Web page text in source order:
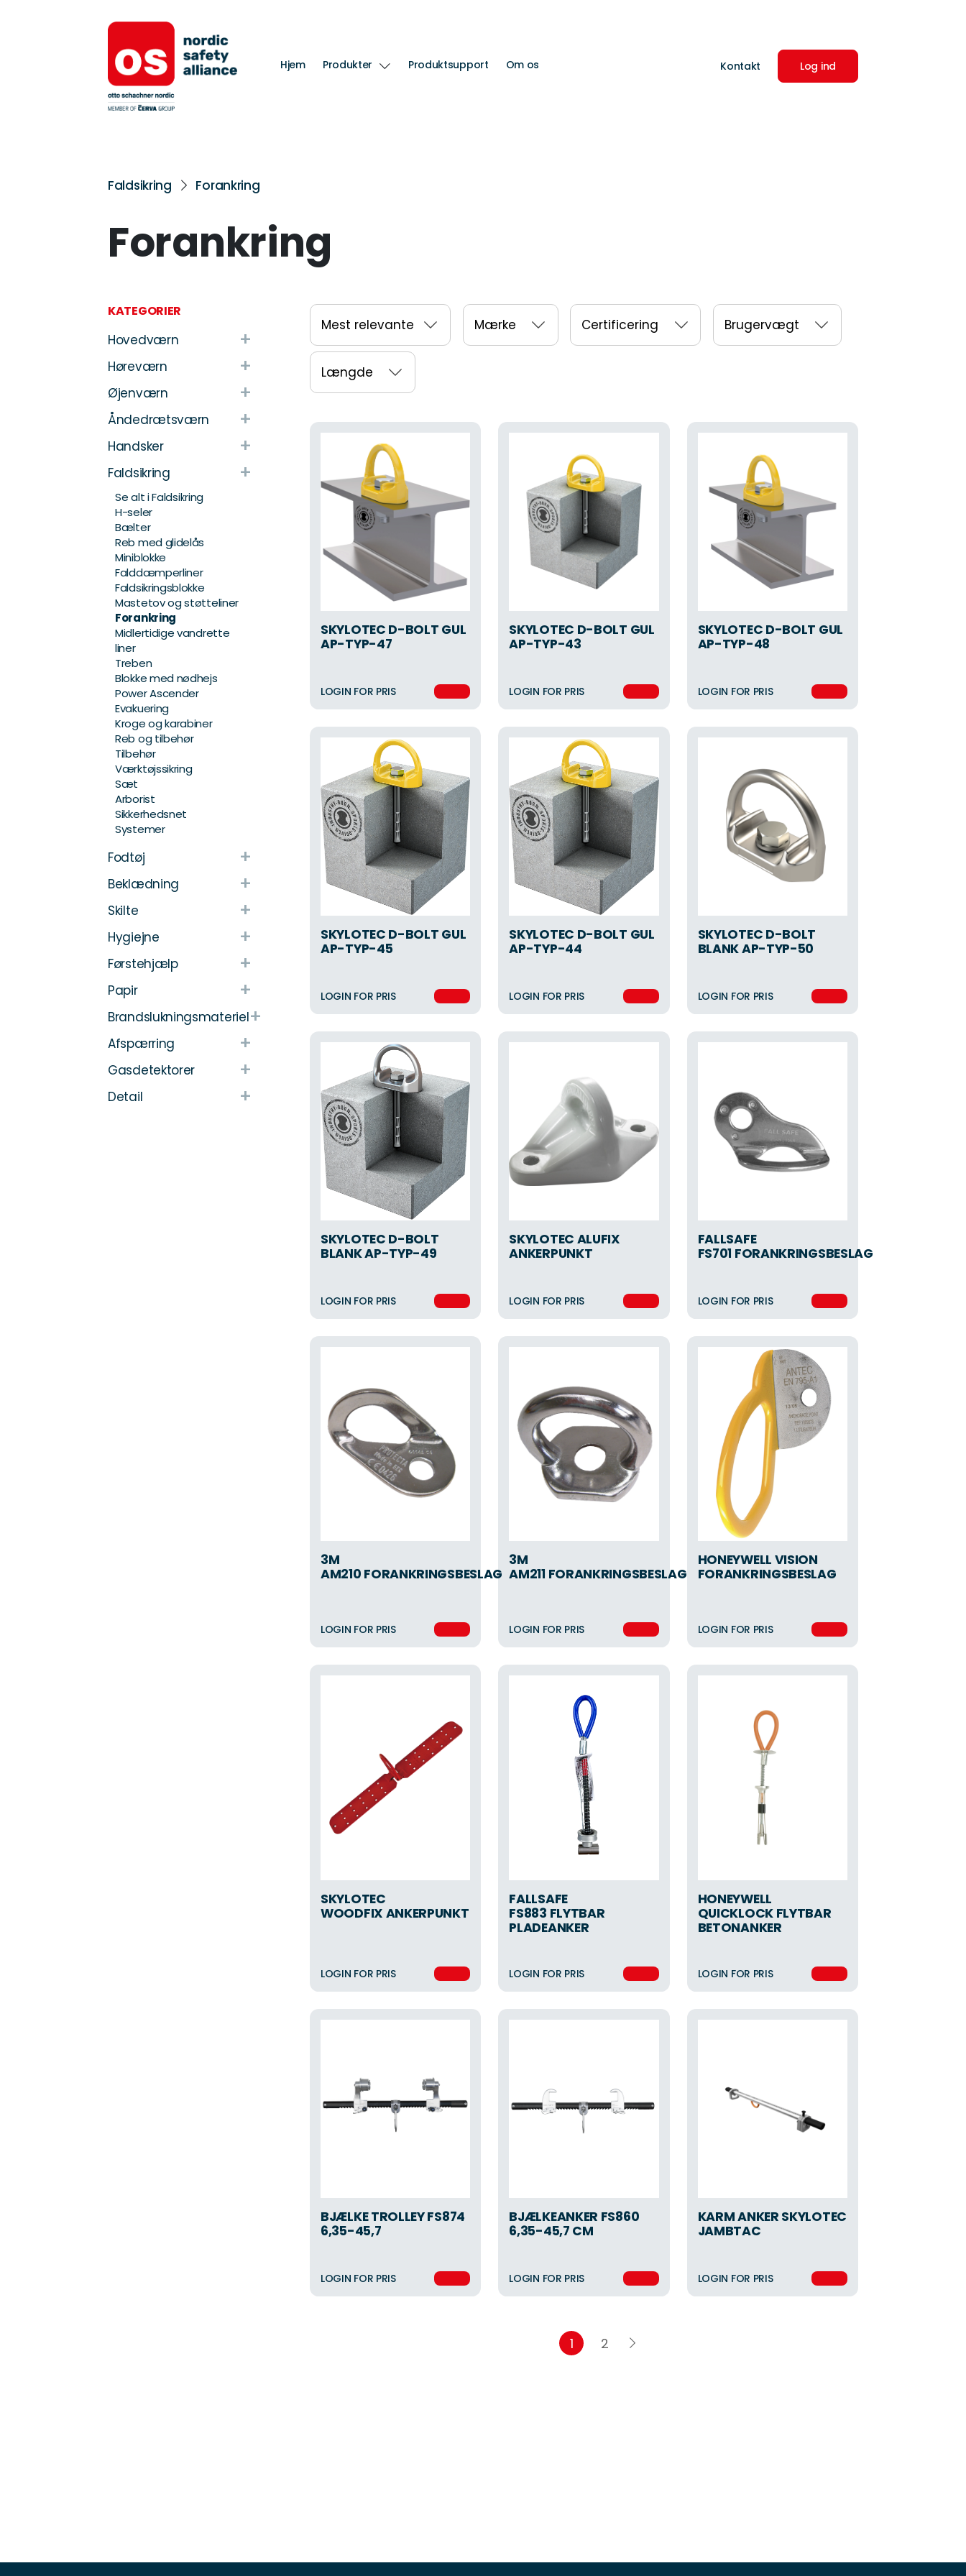
Hjem Produkter Produktsupport Om os Kontakt Log ind
Faldsikring Forankring
Forankring
KATEGORIER
Hovedværn +
Høreværn +
Øjenværn +
Åndedrætsværn +
Handsker +
Faldsikring +
Se alt i Faldsikring
H-seler
Bælter
Reb med glidelås
Miniblokke
Falddæmperliner
Faldsikringsblokke
Mastetov og støtteliner
Forankring
Midlertidige vandrette
liner
Treben
Blokke med nødhejs
Power Ascender
Evakuering
Kroge og karabiner
Reb og tilbehør
Tilbehør
Værktøjssikring
Sæt
Arborist
Sikkerhedsnet
Systemer
Fodtøj +
Beklædning +
Skilte +
Hygiejne +
Førstehjælp +
Papir +
Brandslukningsmateriel+
Afspærring +
Gasdetektorer +
Detail +
Mest relevante Mærke Certificering Brugervægt
Længde
SKYLOTEC D-BOLT GUL
AP-TYP-47
LOGIN FOR PRIS
SKYLOTEC D-BOLT GUL
AP-TYP-43
LOGIN FOR PRIS
SKYLOTEC D-BOLT GUL
AP-TYP-48
LOGIN FOR PRIS
SKYLOTEC D-BOLT GUL
AP-TYP-45
LOGIN FOR PRIS
SKYLOTEC D-BOLT GUL
AP-TYP-44
LOGIN FOR PRIS
SKYLOTEC D-BOLT
BLANK AP-TYP-50
LOGIN FOR PRIS
SKYLOTEC D-BOLT
BLANK AP-TYP-49
LOGIN FOR PRIS
SKYLOTEC ALUFIX
ANKERPUNKT
LOGIN FOR PRIS
FALLSAFE
FS701 FORANKRINGSBESLAG
LOGIN FOR PRIS
3M
AM210 FORANKRINGSBESLAG
LOGIN FOR PRIS
3M
AM211 FORANKRINGSBESLAG
LOGIN FOR PRIS
HONEYWELL VISION
FORANKRINGSBESLAG
LOGIN FOR PRIS
SKYLOTEC
WOODFIX ANKERPUNKT
LOGIN FOR PRIS
FALLSAFE
FS883 FLYTBAR
PLADEANKER
LOGIN FOR PRIS
HONEYWELL
QUICKLOCK FLYTBAR
BETONANKER
LOGIN FOR PRIS
BJÆLKE TROLLEY FS874
6,35-45,7
LOGIN FOR PRIS
BJÆLKEANKER FS860
6,35-45,7 CM
LOGIN FOR PRIS
KARM ANKER SKYLOTEC
JAMBTAC
LOGIN FOR PRIS
1 2